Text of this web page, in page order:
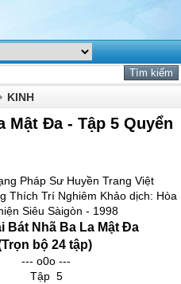
KINH
Mật Đa - Tập 5 Quyển
Pháp Sư Huyền Trang Việt
Thích Trí Nghiêm Khảo dịch: Hòa
Siêu Sàigòn - 1998
Bát Nhã Ba La Mật Đa
bộ 24 tập)
--- o0o ---
Tập 5